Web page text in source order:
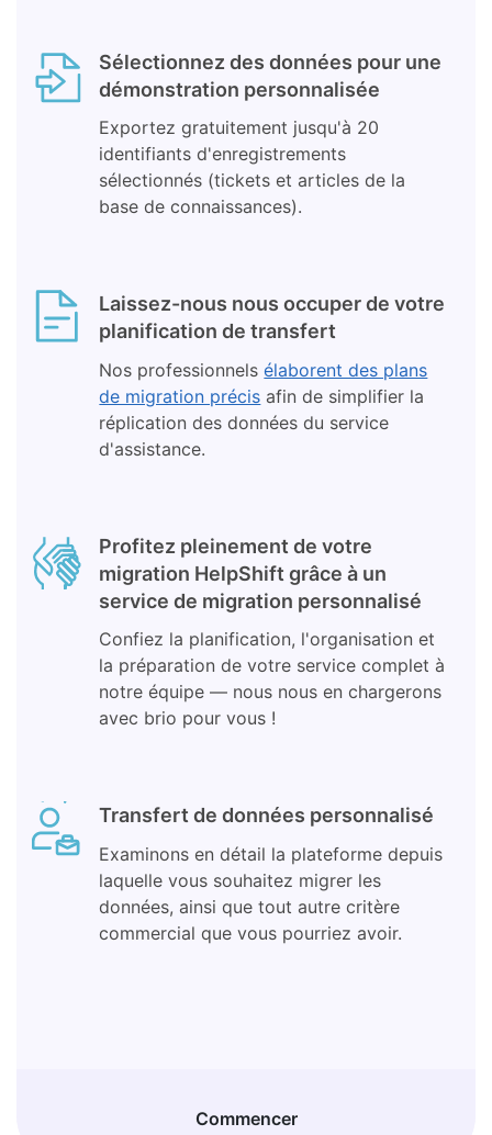
Sélectionnez des données pour une
démonstration personnalisée
Exportez gratuitement jusqu'à 20
identifiants d'enregistrements
sélectionnés (tickets et articles de la
base de connaissances).
Laissez-nous nous occuper de votre
planification de transfert
Nos professionnelsélaborent des plans
de migration précis afin de simplifier la
réplication des données du service
d'assistance.
Profitez pleinement de votre
migration HelpShift grâce à un
service de migration personnalisé
Confiez la planification, l'organisation et
la préparation de votre service complet à
notre équipe — nous nous en chargerons
avec brio pour vous !
Transfert de données personnalisé
Examinons en détail la plateforme depuis
laquelle vous souhaitez migrer les
données, ainsi que tout autre critère
commercial que vous pourriez avoir.
Commencer